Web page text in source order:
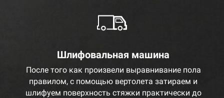
Шлифовальная машина
После того как произвели выравнивание пола
правилом, с помощью вертолета затираем и
шлифуем поверхность стяжки практически до